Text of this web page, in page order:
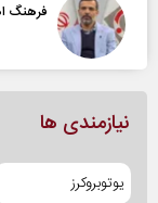
فرهنگ
نیازمندی ها
یوتوبروکرز